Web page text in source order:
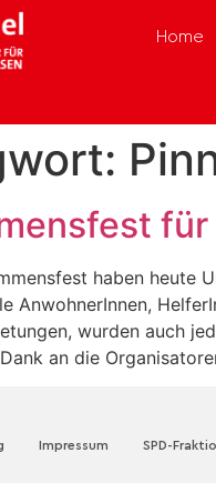
Home
haben heute
AnwohnerInnen,
wurden auch
an die
Impressum SPD-